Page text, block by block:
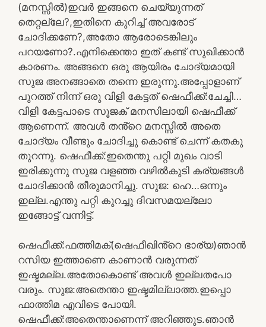
(മനസ്സിൽ)ഇവർ ഇങ്ങനെ ചെയ്യുന്നത്
തെറ്റല്ലേ?,ഇതിനെ കുറിച്ച് അവരോട്
ചോദിക്കണേ?,അതോ ആരോടെങ്കിലും
പറയണോ?.എനിക്കെന്താ ഇത് കണ്ട് സുഖിക്കാൻ
കാരണം. അങ്ങനെ ഒരു ആയിരം ചോദ്യമായി
സുജ അനങ്ങാതെ തന്നെ ഇരുന്നു.അപ്പോളാണ്
പുറത്ത് നിന്ന് ഒരു വിളി കേട്ടത് ഷെഫീക്ക്:ചേച്ചി…
വിളി കേട്ടപാടെ സൂജക് മനസിലായി ഷെഫീക്ക്
ആണെന്ന്. അവൾ തൻ്റെ മനസ്സിൽ അതെ
ചോദ്യം വീണ്ടും ചോദിച്ചു കൊണ്ട് ചെന്ന് കതകു
തുറന്നു. ഷെഫീക്ക്:ഇതെന്തു പറ്റി മുഖം വാടി
ഇരിക്കുന്നു സുജ വളഞ്ഞ വഴിൽകുടി കര്യങ്ങൾ
ചോദിക്കാൻ തീരുമാനിച്ചു. സുജ: ഹെ…ഒന്നും
ഇല്ല.എന്തു പറ്റി കുറച്ചു ദിവസമയല്ലോ
ഇങ്ങോട്ട് വന്നിട്ട്.
ഷെഫീക്ക്:ഫത്തിമക്(ഷെഫീഖിൻ്റെ ഭാര്യ)ഞാൻ
റസിയ ഇത്താണെ കാണാൻ വരുന്നത്
ഇഷ്ടമല്ല.അതോകൊണ്ട് അവൾ ഇല്ലതപോ
വരും. സുജ:അതെന്താ ഇഷ്ടമില്ലാത്ത.ഇപ്പൊ
ഫാത്തിമ എവിടെ പോയി.
ഷെഫീക്ക്:അതെന്താണെന്ന് അറിഞ്ഞുട.ഞാൻ